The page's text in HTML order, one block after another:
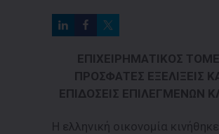
ΕΠΙΧΕΙΡΗΜΑΤΙΚΟΣ
ΠΡΟΣΦΑΤΕΣ ΕΞΕΛΙΞΕΙΣ
ΕΠΙΔΟΣΕΙΣ ΕΠΙΛΕΓΜΕΝΩΝ
Η ελληνική οικονομία